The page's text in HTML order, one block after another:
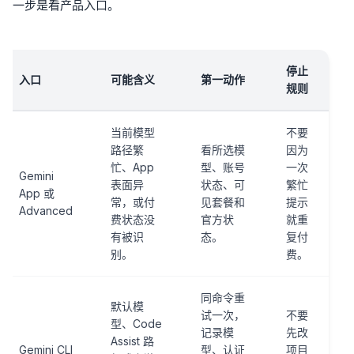
一步是看产品入口。
入口 可能含义 第一动作
停止
规则
Gemini
App 或
Advanced
当前模型
路径繁
忙、App
表面异
常，或付
费状态没
有被识
别。
看所选模
型、账号
状态、可
见套餐和
官方状
态。
不要
因为
一次
繁忙
提示
就重
复付
费。
Gemini CLI
默认模
型、Code
Assist 路
同命令重
试一次，
记录模
型、认证
不要
先改
项目